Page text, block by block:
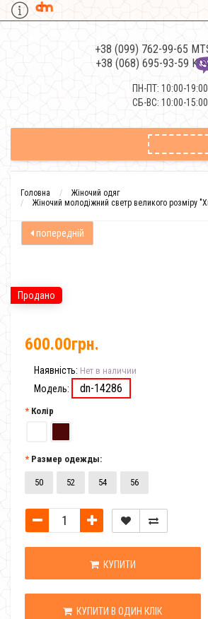
+38 (099) 762-99-65
+38 (068) 695-93-59
ПН-ПТ: 10:00-19:00
СБ-ВС: 10:00-15:00
Головна
Жіночий одяг
Жіночий молодіжний светр великого розміру
попередній
Продано
600.00грн.
Наявність: Нет в наличии
Модель: dn-14286
Колір
Размер одежды:
50 52 54 56
КУПИТИ
КУПИТИ В ОДИН КЛІК